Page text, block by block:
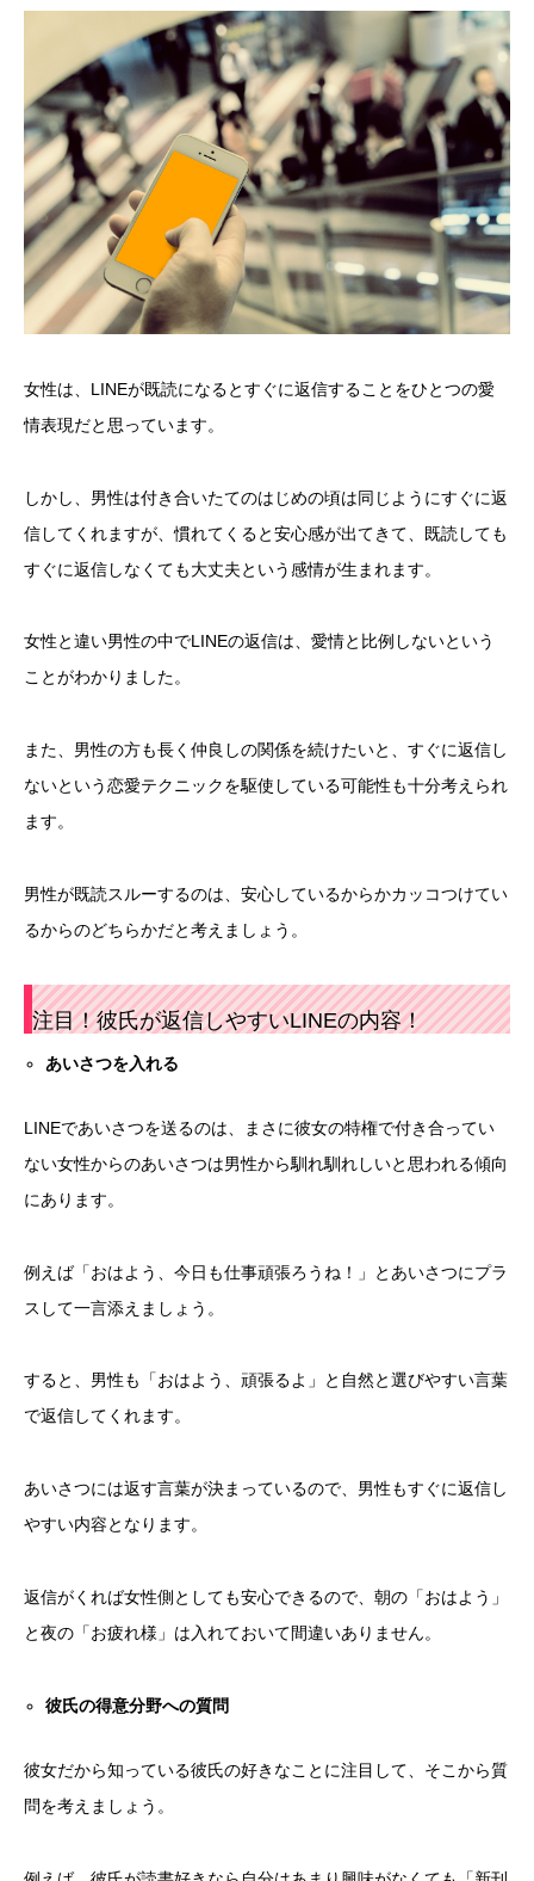
女性は、LINEが既読になるとすぐに返信することをひとつの愛
情表現だと思っています。
しかし、男性は付き合いたてのはじめの頃は同じようにすぐに返
信してくれますが、慣れてくると安心感が出てきて、既読しても
すぐに返信しなくても大丈夫という感情が生まれます。
女性と違い男性の中でLINEの返信は、愛情と比例しないという
ことがわかりました。
また、男性の方も長く仲良しの関係を続けたいと、すぐに返信し
ないという恋愛テクニックを駆使している可能性も十分考えられ
ます。
男性が既読スルーするのは、安心しているからかカッコつけてい
るからのどちらかだと考えましょう。
注目！彼氏が返信しやすいLINEの内容！
あいさつを入れる
LINEであいさつを送るのは、まさに彼女の特権で付き合ってい
ない女性からのあいさつは男性から馴れ馴れしいと思われる傾向
にあります。
例えば「おはよう、今日も仕事頑張ろうね！」とあいさつにプラ
スして一言添えましょう。
すると、男性も「おはよう、頑張るよ」と自然と選びやすい言葉
で返信してくれます。
あいさつには返す言葉が決まっているので、男性もすぐに返信し
やすい内容となります。
返信がくれば女性側としても安心できるので、朝の「おはよう」
と夜の「お疲れ様」は入れておいて間違いありません。
彼氏の得意分野への質問
彼女だから知っている彼氏の好きなことに注目して、そこから質
問を考えましょう。